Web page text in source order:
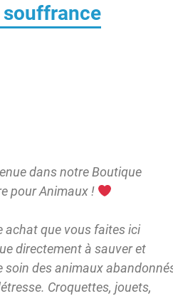
souffrance
dans notre Boutique
pour Animaux !
achat que vous faites ici
directement à sauver et
soin des animaux
Croquettes, jouets,